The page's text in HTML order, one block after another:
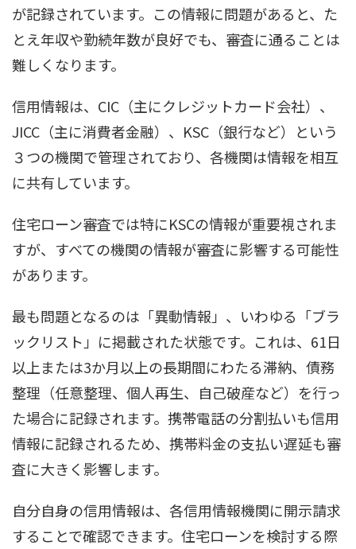
が記録されています。この情報に問題があると、た
とえ年収や勤続年数が良好でも、審査に通ることは
難しくなります。
信用情報は、CIC（主にクレジットカード会社）、
JICC（主に消費者金融）、KSC（銀行など）という
３つの機関で管理されており、各機関は情報を相互
に共有しています。
住宅ローン審査では特にKSCの情報が重要視されま
すが、すべての機関の情報が審査に影響する可能性
があります。
最も問題となるのは「異動情報」、いわゆる「ブラ
ックリスト」に掲載された状態です。これは、61日
以上または3か月以上の長期間にわたる滞納、債務
整理（任意整理、個人再生、自己破産など）を行っ
た場合に記録されます。携帯電話の分割払いも信用
情報に記録されるため、携帯料金の支払い遅延も審
査に大きく影響します。
自分自身の信用情報は、各信用情報機関に開示請求
することで確認できます。住宅ローンを検討する際